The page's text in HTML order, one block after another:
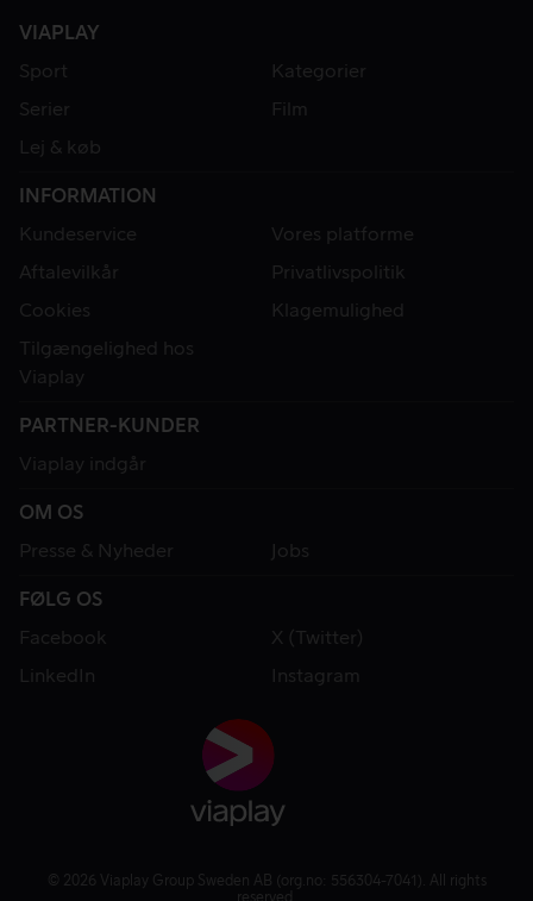
VIAPLAY
Sport
Kategorier
Serier
Film
Lej & køb
INFORMATION
Kundeservice
Vores platforme
Aftalevilkår
Privatlivspolitik
Cookies
Klagemulighed
Tilgængelighed hos
Viaplay
PARTNER-KUNDER
Viaplay indgår
OM OS
Presse & Nyheder
Jobs
FØLG OS
Facebook
X (Twitter)
LinkedIn
Instagram
© 2026 Viaplay Group Sweden AB (org.no: 556304-7041). All rights
reserved.